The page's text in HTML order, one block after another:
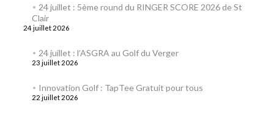
24 juillet : 5ème round du RINGER SCORE 2026 de St
Clair
24 juillet 2026
24 juillet : l’ASGRA au Golf du Verger
23 juillet 2026
Innovation Golf : TapTee Gratuit pour tous
22 juillet 2026